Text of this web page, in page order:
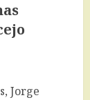
Jorge